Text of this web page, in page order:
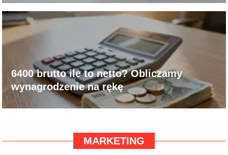
6400 brutto ile to netto? Obliczamy
wynagrodzenie na rękę
MARKETING